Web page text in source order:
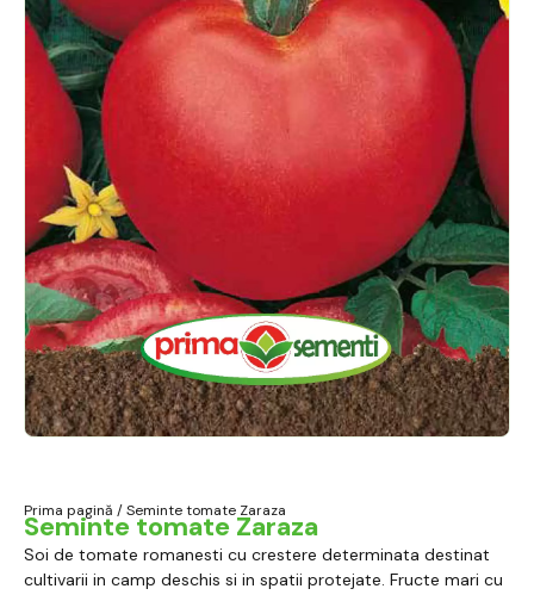
Prima pagină / Seminte tomate Zaraza
Seminte tomate Zaraza
Soi de tomate romanesti cu crestere determinata destinat
cultivarii in camp deschis si in spatii protejate. Fructe mari cu